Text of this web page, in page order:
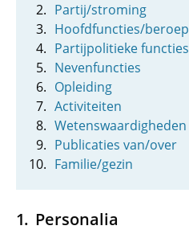
Partij/stroming
Hoofdfuncties/
Partijpolitieke functies
Nevenfuncties
Opleiding
Activiteiten
Wetenswaardigheden
Publicaties van/over
Familie/gezin
Personalia